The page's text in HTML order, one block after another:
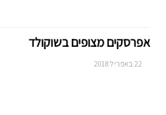
אפרסקים מצופים בשוקולד
22 באפריל 2018